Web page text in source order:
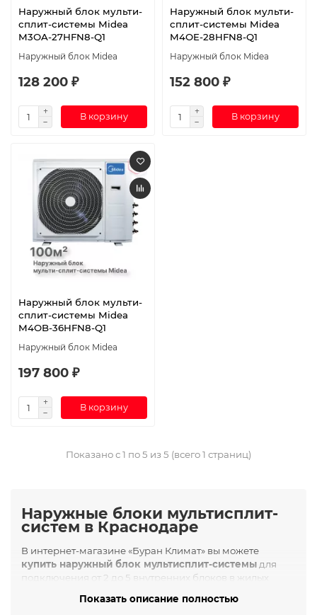
Наружный блок мульти-
сплит-системы Midea
M3OA-27HFN8-Q1
Наружный блок Midea
128 200 ₽
В корзину
Наружный блок мульти-
сплит-системы Midea
M4OE-28HFN8-Q1
Наружный блок Midea
152 800 ₽
В корзину
Наружный блок мульти-
сплит-системы Midea
M4OB-36HFN8-Q1
Наружный блок Midea
197 800 ₽
В корзину
Показано с 1 по 5 из 5 (всего 1 страниц)
Наружные блоки мультисплит-
систем в Краснодаре
В интернет-магазине «Буран Климат» вы можете
купить наружный блок мультисплит-системы для
подключения от 2 до 5 внутренних блоков в жилых
небольших коммерческих помещениях Краснодаре.
Показать описание полностью